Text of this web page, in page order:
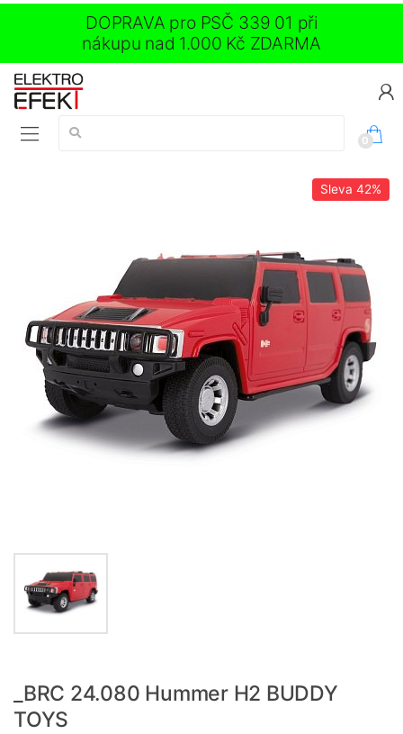
DOPRAVA pro PSČ 339 01 při
nákupu nad 1.000 Kč ZDARMA
Vyhledávání:
0
Sleva 42%
_BRC 24.080 Hummer H2 BUDDY
TOYS